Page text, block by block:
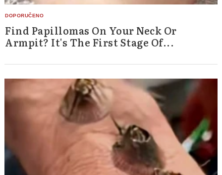
Find Papillomas On Your Neck Or
Armpit? It's The First Stage Of...